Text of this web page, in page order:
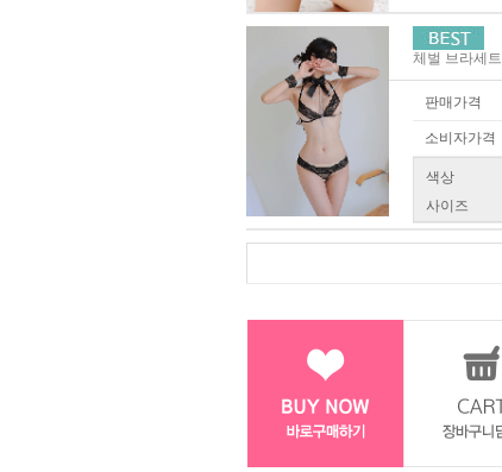
체벌 브라세트
판매가격
소비자가격
색상
사이즈